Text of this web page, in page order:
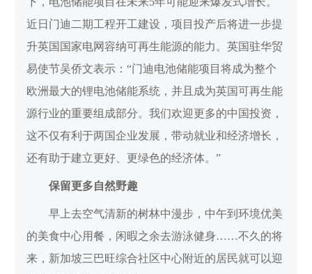
近日门迪二期工程开工建设，项目投产后将进一步提
升英国国家电网容纳可再生能源的能力。英国驻华贸
易使节吴侨文表示：“门迪电池储能项目将成为整个
欧洲最大的锂电池储能系统，并且成为英国可再生能
源行业的重要组成部分。我们欢迎更多的中国投资，
这不仅有利于两国企业发展，带动就业和经济增长，
还有助于建立更好、更绿色的经济体。”
保留更多自然野趣
早上去空气清新的树林中漫步，中午到环境优美
的美食中心用餐，闲暇之余去游泳健身……不久的将
来，新加坡三巴旺综合社区中心附近的居民就可以迎